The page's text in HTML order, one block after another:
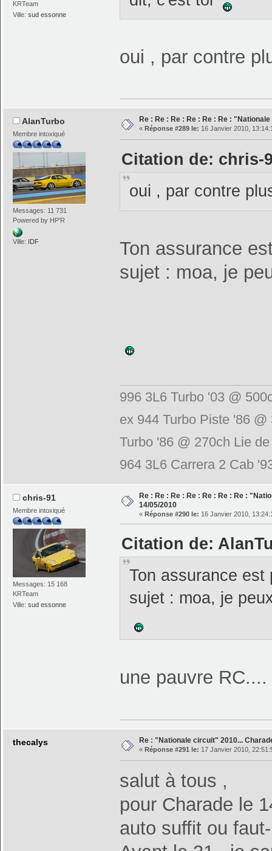
KRTeam
Ville:sud essonne
oui , par contre
AlanTurbo
Membre intoxiqué
Messages: 11 731
Powered by HP'R
Ville: IDF
Re : Re : Re : Re : Re : Re :
« Réponse #289 le: 16 Janvier 2010,
Citation de: chris-
oui , par contre
Ton assurance
sujet : moa, je
996 3L6 Turbo '03 @
ex 944 Turbo Piste '86
Turbo '86 @ 270ch Lie
964 3L6 Carrera 2 Cab
chris-91
Membre intoxiqué
Messages: 15 168
KRTeam
Ville:sud essonne
Re : Re : Re : Re : Re : Re : Re :
14/05/2010
« Réponse #290 le: 16 Janvier 2010,
Citation de:
Ton assurance
sujet : moa, je
une pauvre RC....
thecalys Re : "Nationale circuit" 2010...
« Réponse #291 le: 17 Janvier 2010,
salut à tous ,
pour Charade le
auto suffit ou